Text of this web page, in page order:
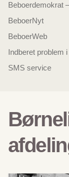
Beboerdemokrat
BeboerNyt
BeboerWeb
Indberet problem
SMS service